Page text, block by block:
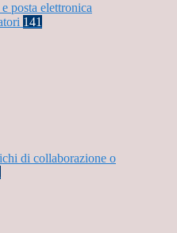
posta elettronica
141
di collaborazione o